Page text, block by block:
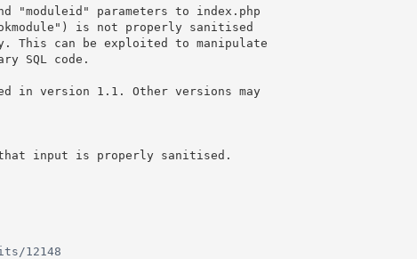
"moduleid" parameters to index.php
is not properly sanitised
This can be exploited to manipulate
SQL code.
in version 1.1. Other versions may
input is properly sanitised.
12148